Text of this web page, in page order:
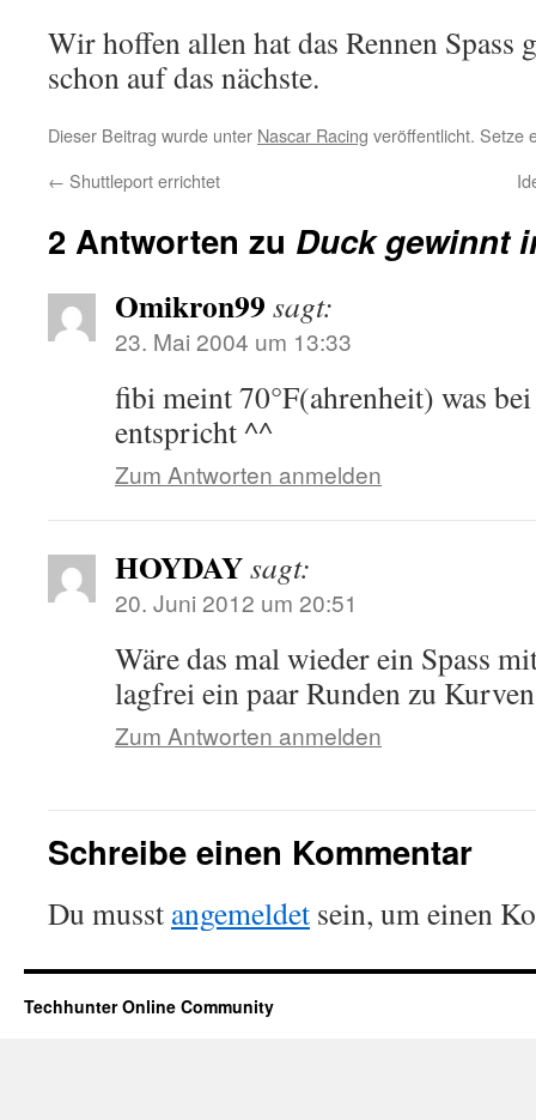
Wir hoffen allen hat das Rennen Spass
schon auf das nächste.
Dieser Beitrag wurde unter Nascar Racing veröffentlicht. Setze
← Shuttleport errichtet
2 Antworten zu Duck gewinnt
Omikron99 sagt:
23. Mai 2004 um 13:33
fibi meint 70°F(ahrenheit) was
entspricht ^^
Zum Antworten anmelden
HOYDAYsagt:
20. Juni 2012 um 20:51
Wäre das mal wieder ein Spass
lagfrei ein paar Runden zu
Zum Antworten anmelden
Schreibe einen Kommentar
Du musst angemeldet sein, um einen
Techhunter Online Community